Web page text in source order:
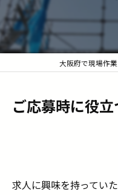
大阪府で現場作
ご応募時に役
求人に興味を持ってい